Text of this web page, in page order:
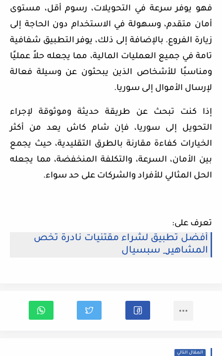
فهو يوفر سرعة في التحويلات، رسوم أقل، مستوى
أمان متقدم، وسهولة في الاستخدام دون الحاجة إلى
زيارة الفروع. بالإضافة إلى ذلك، يوفر التطبيق شفافية
تامة في جميع العمليات المالية، مما يجعله حلاً عمليًا
ومناسبًا للأشخاص الذين يبحثون عن وسيلة فعالة
لإرسال الأموال إلى سوريا.
إذا كنت تبحث عن طريقة حديثة وموثوقة لإجراء
التحويل إلى سوريا، فإن شام كاش يعد من أكثر
الخيارات كفاءة مقارنة بالطرق التقليدية، حيث يجمع
بين الأمان، السرعة، والتكلفة المنخفضة، مما يجعله
الحل المثالي للأفراد والشركات على حد سواء.
تعرف على:
أفضل تطبيق لشراء مقتنيات نادرة تخص
المشاهير_ سبسيال
المقال التالي